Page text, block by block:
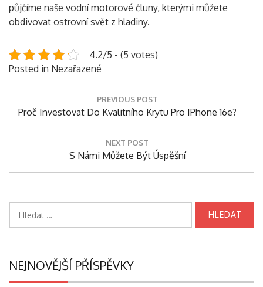
půjčíme naše vodní motorové čluny, kterými můžete
obdivovat ostrovní svět z hladiny.
4.2/5 - (5 votes)
Posted in Nezařazené
příspěvek
PREVIOUS POST
Previous
Proč Investovat Do Kvalitního Krytu Pro IPhone 16e?
NEXT POST
Next
Post:
S Námi Můžete Být Úspěšní
NEJNOVĚJŠÍ PŘÍSPĚVKY